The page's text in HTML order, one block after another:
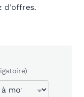
d'offres.